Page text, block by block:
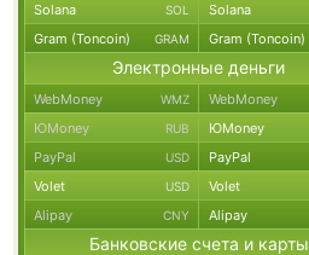
Solana SOL Solana
Gram (Toncoin) GRAM Gram (Toncoin)
Электронные деньги
WebMoney WMZ WebMoney
ЮMoney RUB ЮMoney
PayPal USD PayPal
Volet USD Volet
Alipay CNY Alipay
Банковские счета и карты